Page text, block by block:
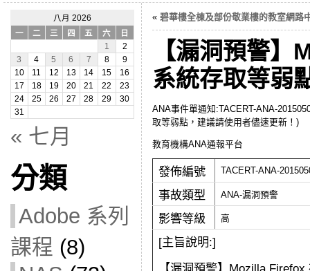
八月 2026
一
二 三 四 五 六
日
1
2
3
4 5 6 7 8
9
10
11 12 13 14 15
16
17
18 19 20 21 22
23
24
25 26 27 28 29
30
31
« 七月
分類
Adobe 系列
課程 (8)
« 碧華樓全棟及部份敬業樓的教室網路
【漏洞預警
系統存取等弱
ANA事件單通知:TACERT-ANA-
取等弱點，建議請使用者儘速更新！)
教育機構ANA通報平台
發佈編號 TACERT-ANA-
事故類型 ANA-漏洞預警
影響等級 高
[主旨說明:]